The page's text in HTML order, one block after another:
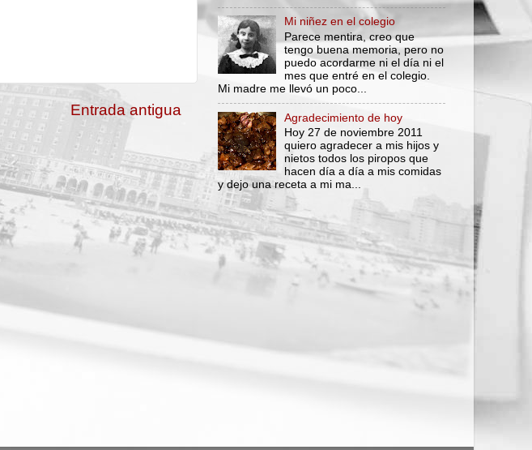
Entrada antigua
Mi niñez en el colegio
Parece mentira, creo que
tengo buena memoria, pero no
puedo acordarme ni el día ni el
mes que entré en el colegio.
Mi madre me llevó un poco...
Agradecimiento de hoy
Hoy 27 de noviembre 2011
quiero agradecer a mis hijos y
nietos todos los piropos que
hacen día a día a mis comidas
y dejo una receta a mi ma...